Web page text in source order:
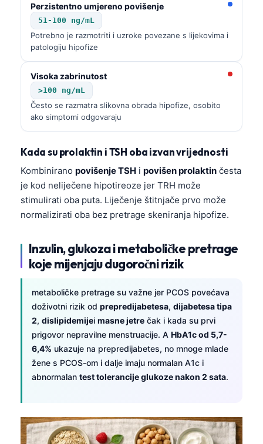
Perzistentno umjereno povišenje
51-100 ng/mL
Potrebno je razmotriti i uzroke povezane s lijekovima i
patologiju hipofize
Visoka zabrinutost
>100 ng/mL
Često se razmatra slikovna obrada hipofize, osobito
ako simptomi odgovaraju
Kada su prolaktin i TSH oba izvan vrijednosti
Kombinirano povišenje TSH i povišen prolaktin česta
je kod neliječene hipotireoze jer TRH može
stimulirati oba puta. Liječenje štitnjače prvo može
normalizirati oba bez pretrage skeniranja hipofize.
Inzulin, glukoza i metaboličke pretrage
koje mijenjaju dugoročni rizik
metaboličke pretrage su važne jer PCOS povećava
doživotni rizik od prepredijabetesa, dijabetesa tipa
2, dislipidemijei masne jetre čak i kada su prvi
prigovor nepravilne menstruacije. A HbA1c od 5,7-
6,4% ukazuje na prepredijabetes, no mnoge mlade
žene s PCOS-om i dalje imaju normalan A1c i
abnormalan test tolerancije glukoze nakon 2 sata.
ไทย
ဗမာစာ
Kiswahili
አማርኛ
Українська
O‘zbekcha
Suomi
Slovenčina
پښتو
سنڌي
සිංහල
Latviešu valoda
Македонски јазик
Gàidhlig
Occitan
العربية المغربية